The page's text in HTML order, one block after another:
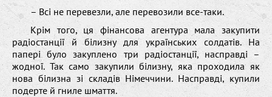
– Всі не перевезли, але перевозили все-таки.
Крім того, ця фінансова агентура мала закупити
радіостанції й білизну для українських солдатів. На
папері було закуплено три радіостанції, насправді –
жодної. Так само закупили білизну, яка проходила як
нова білизна зі складів Німеччини. Насправді, купили
подерте й гниле шмаття.